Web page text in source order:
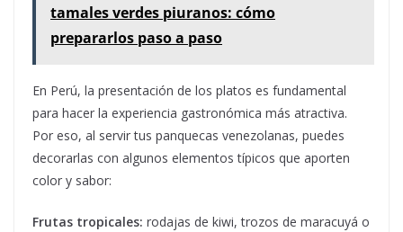
tamales verdes piuranos: cómo
prepararlos paso a paso
En Perú, la presentación de los platos es fundamental
para hacer la experiencia gastronómica más atractiva.
Por eso, al servir tus panquecas venezolanas, puedes
decorarlas con algunos elementos típicos que aporten
color y sabor:
Frutas tropicales: rodajas de kiwi, trozos de maracuyá o